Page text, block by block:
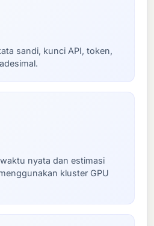
sandi, kunci API, token,
nyata dan estimasi
kluster GPU